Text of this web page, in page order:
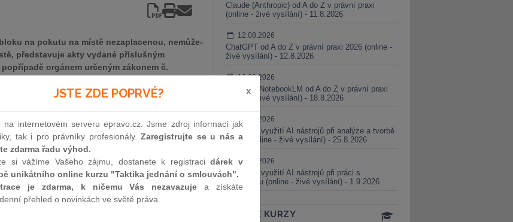
na pokutu na místě nezaplacenou, nemůže-
představuje akty vydané příslušným
orgánem určeným zákonem č.
s cílem ....
na pokutu na místě nezaplacenou, nemůže-li
představuje akty vydané příslušným správním
orgánem určeným zákonem č.200/1990Sb., o
zasáhnout do právních vztahů osoby
v důsledku toho jde o správní rozhodnutí
povahy individuálního správního aktu.
20 Cdo 602/2002, ze dne 28.2.2003)
Claude (Anthropic) od A do Z v právní praxi
(online - živé vysílání) - 11.8.2026
12.08.2026
ChatGPT od A do Z v právní praxi 2026 (online -
živé vysílání) - 12.8.2026
18.08.2026
Gemini a NotebookLM od A do Z v právní praxi
(online - živé vysílání) - 18.8.2026
25.08.2026
Praktické využití AI nástrojů při analýze a tvorbě
smluv (online - živé vysílání) - 25.8.2026
01.09.2026
Praktické využití AI nástrojů při práci s
judikaturou (online - živé vysílání) - 1.9.2026
ONLINE KURZY
JSTE ZDE POPRVÉ? x
na internetovém serveru epravo.cz. Jsme zdroj informací jak
tak i pro právníky profesionály.Zaregistrujte se u nás a
zdarma řadu výhod.
si vážíme Vašeho zájmu, dostanete k registracidárek v
unikátního online kurzu "Taktika jednání o smlouvách".
je zdarma, k ničemu Vás nezavazuje a získáte
přehled o novinkách ve světě práva.